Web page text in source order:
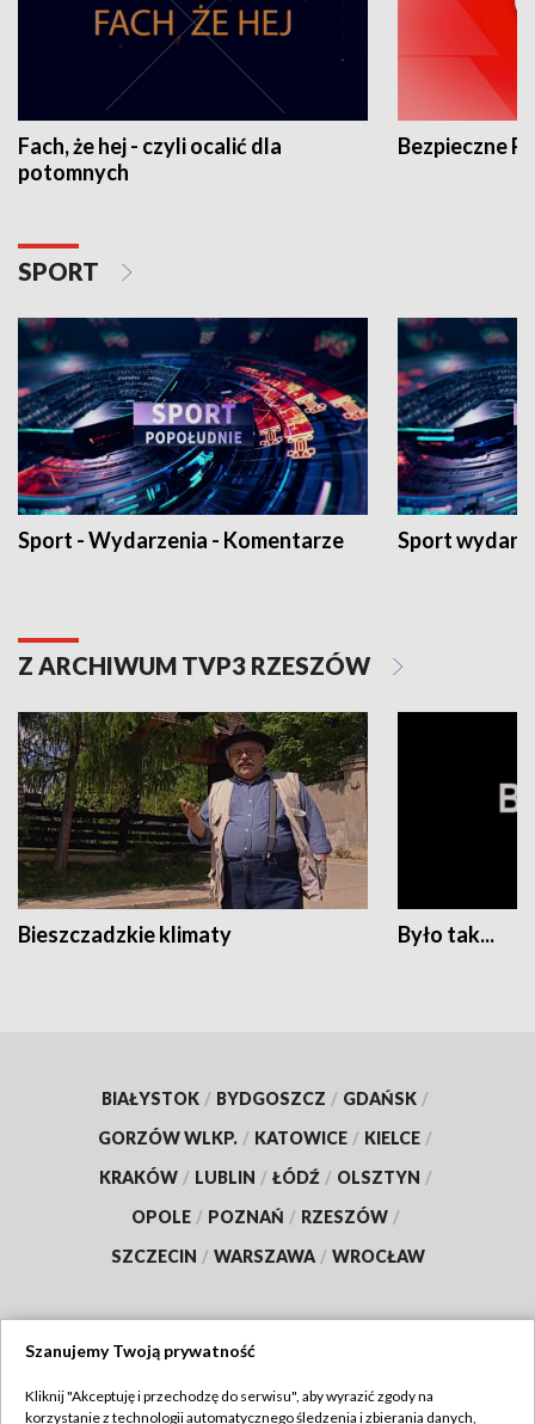
Fach, że hej - czyli ocalić dla
potomnych
Bezpieczne
SPORT
Sport - Wydarzenia - Komentarze Sport
Z ARCHIWUM TVP3 RZESZÓW
Bieszczadzkie klimaty Było tak...
BIAŁYSTOK / BYDGOSZCZ / GDAŃSK /
GORZÓW WLKP. / KATOWICE / KIELCE /
KRAKÓW / LUBLIN / ŁÓDŹ / OLSZTYN /
OPOLE / POZNAŃ / RZESZÓW /
SZCZECIN / WARSZAWA / WROCŁAW
Szanujemy Twoją prywatność
Kliknij "Akceptuję i przechodzę do serwisu", aby wyrazić zgody na
korzystanie z technologii automatycznego śledzenia i zbierania danych,